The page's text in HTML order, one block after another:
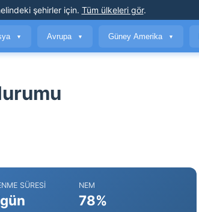
şehirler için. Tüm ülkeleri gör.
▼ Avrupa ▼ Güney Amerika ▼
SÜRESI NEM
78%